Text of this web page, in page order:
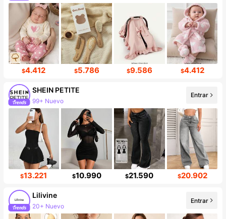
$4.412 $5.786 $9.586 $4.412
SHEIN PETITE
99+ Nuevo
2.3M seguidores
Entrar
$13.221 $10.990 $21.590 $20.902
Lilivine
20+ Nuevo
9.5K seguidores
Entrar